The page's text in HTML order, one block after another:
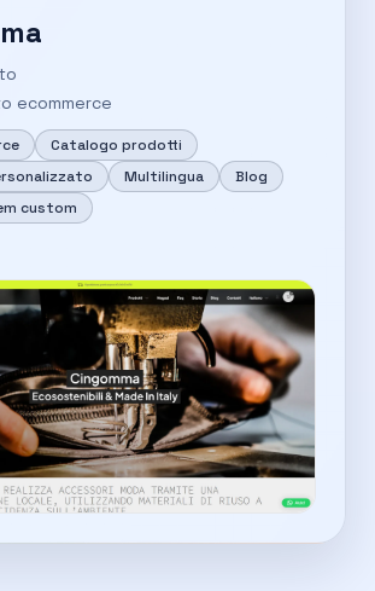
ecommerce
Catalogo prodotti
Multilingua
Blog
custom